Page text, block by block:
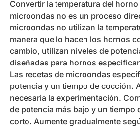
Convertir la temperatura del
microondas no es un proceso
microondas no utilizan la
manera que lo hacen los hornos
cambio, utilizan niveles de
diseñadas para hornos
Las recetas de microondas
potencia y un tiempo de cocción.
necesaria la experimentación.
de potencia más bajo y un tiempo
corto. Aumente gradualmente